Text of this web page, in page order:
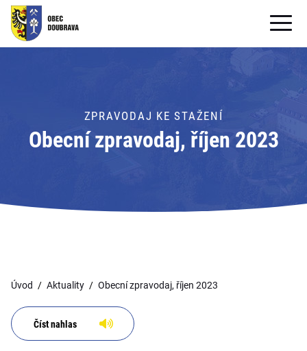
OBECNÍ ÚŘAD
PRO OBČANY
Formuláře ke stažení
PRO TURISTY
ZPRAVODAJ KE STAŽENÍ
Obecní zpravodaj, říjen 2023
Úvod Aktuality Obecní zpravodaj, říjen 2023
Číst nahlas